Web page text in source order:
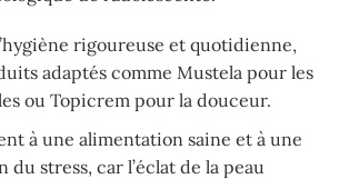
rigoureuse et quotidienne,
adaptés comme Mustela pour les
ou Topicrem pour la douceur.
à une alimentation saine et à une
du stress, car l’éclat de la peau